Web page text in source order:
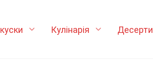
Кулінарія Десерти